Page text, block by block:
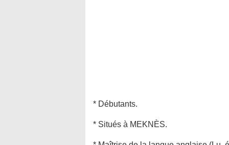
* Débutants.
* Situés à MEKNÈS.